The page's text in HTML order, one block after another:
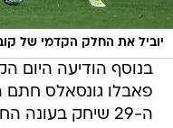
יוביל את החלק הקדמי של
בנוסף הודיעה היום
פאבלו גונסאלס חתם
ה-29 שיחק